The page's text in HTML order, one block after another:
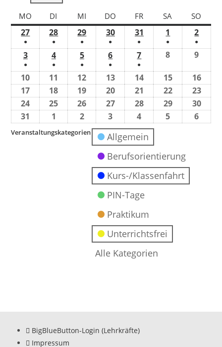
MO DI MI DO FR SA SO
27
●
28
●
29
●
30
●
31
●
1
●
2
●
3
●
4
●
5
●
6
●
7
●
8 9
10 11 12 13 14 15
16
17
18 19 20 21 22
23
24
25 26 27 28 29
30
31
1 2 3 4 5 6
Veranstaltungskategorien
Allgemein
Berufsorientierung
Kurs-/Klassenfahrt
PIN-Tage
Praktikum
Unterrichtsfrei
Alle Kategorien
BigBlueButton-Login (Lehrkräfte)
Impressum